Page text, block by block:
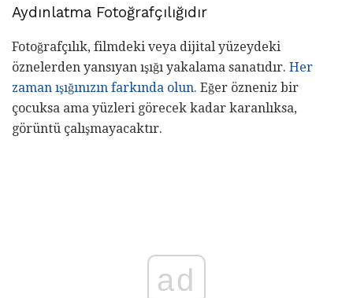
Aydınlatma Fotoğrafçılığıdır
Fotoğrafçılık, filmdeki veya dijital yüzeydeki
öznelerden yansıyan ışığı yakalama sanatıdır. Her
zaman ışığınızın farkında olun. Eğer özneniz bir
çocuksa ama yüzleri görecek kadar karanlıksa,
görüntü çalışmayacaktır.
ad